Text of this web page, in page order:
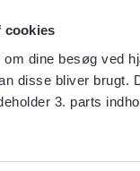
cookies
dine besøg ved
disse bliver
3. parts